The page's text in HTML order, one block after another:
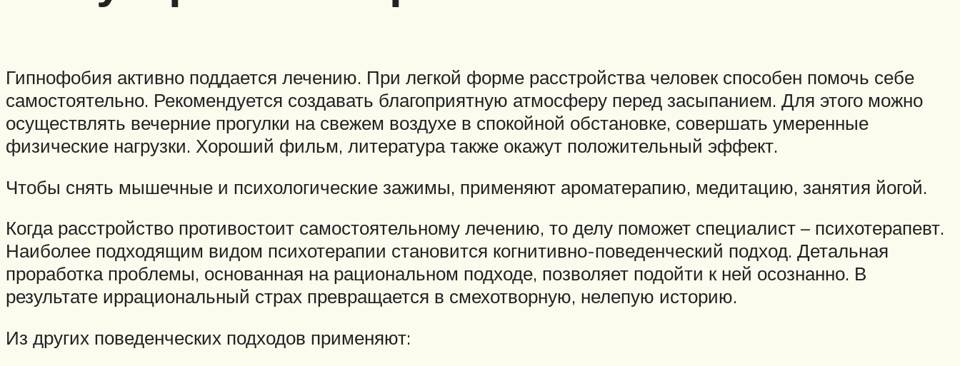
Гипнофобия активно поддается лечению. При легкой форме расстройства человек способен помочь себе
самостоятельно. Рекомендуется создавать благоприятную атмосферу перед засыпанием. Для этого можно
осуществлять вечерние прогулки на свежем воздухе в спокойной обстановке, совершать умеренные
физические нагрузки. Хороший фильм, литература также окажут положительный эффект.
Чтобы снять мышечные и психологические зажимы, применяют ароматерапию, медитацию, занятия йогой.
Когда расстройство противостоит самостоятельному лечению, то делу поможет специалист – психотерапевт.
Наиболее подходящим видом психотерапии становится когнитивно-поведенческий подход. Детальная
проработка проблемы, основанная на рациональном подходе, позволяет подойти к ней осознанно. В
результате иррациональный страх превращается в смехотворную, нелепую историю.
Из других поведенческих подходов применяют: